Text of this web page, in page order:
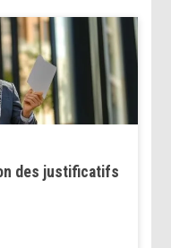
des justificatifs